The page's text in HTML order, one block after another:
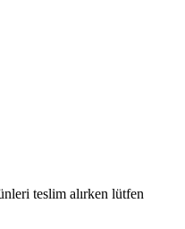
teslim alırken lütfen